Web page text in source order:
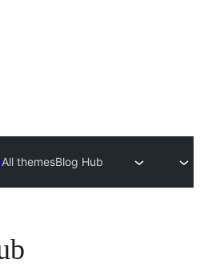
All themesBlog Hub